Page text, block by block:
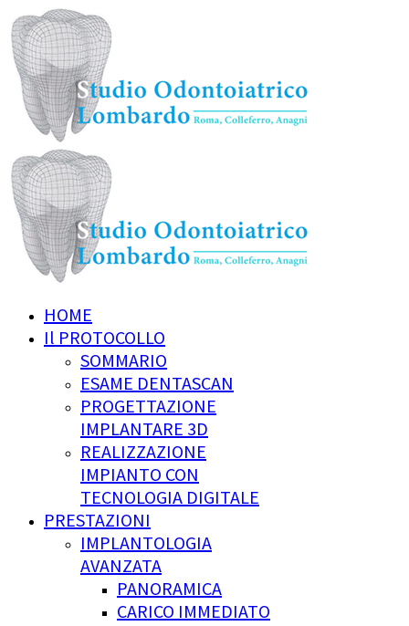
HOME
Il PROTOCOLLO
SOMMARIO
ESAME DENTASCAN
PROGETTAZIONE
IMPLANTARE 3D
REALIZZAZIONE
IMPIANTO CON
TECNOLOGIA DIGITALE
PRESTAZIONI
IMPLANTOLOGIA
AVANZATA
PANORAMICA
CARICO IMMEDIATO